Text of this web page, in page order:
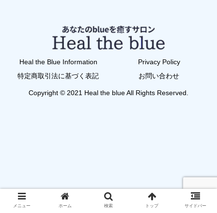
Heal the Blue Information
Privacy Policy
特定商取引法に基づく表記
お問い合わせ
Copyright © 2021 Heal the blue All Rights Reserved.
メニュー ホーム 検索 トップ サイドバー